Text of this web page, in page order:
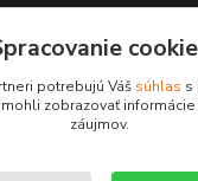
potrebujú Váš súhlas s
zobrazovať informácie
záujmov.